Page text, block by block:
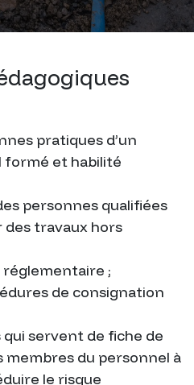
pratiques d’un
formé et habilité
personnes qualifiées
travaux hors
;
de consignation
servent de fiche de
du personnel à
le risque